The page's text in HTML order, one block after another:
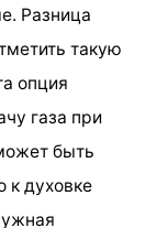
Разница
такую
опция
газа при
быть
к духовке